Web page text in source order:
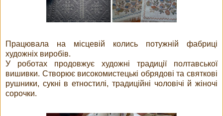
Працювала на місцевій колись потужній фабриці
художніх виробів.
У роботах продовжує художні традиції полтавської
вишивки. Створює високомистецькі обрядові та святкові
рушники, сукні в етностилі, традиційні чоловічі й жіночі
сорочки.